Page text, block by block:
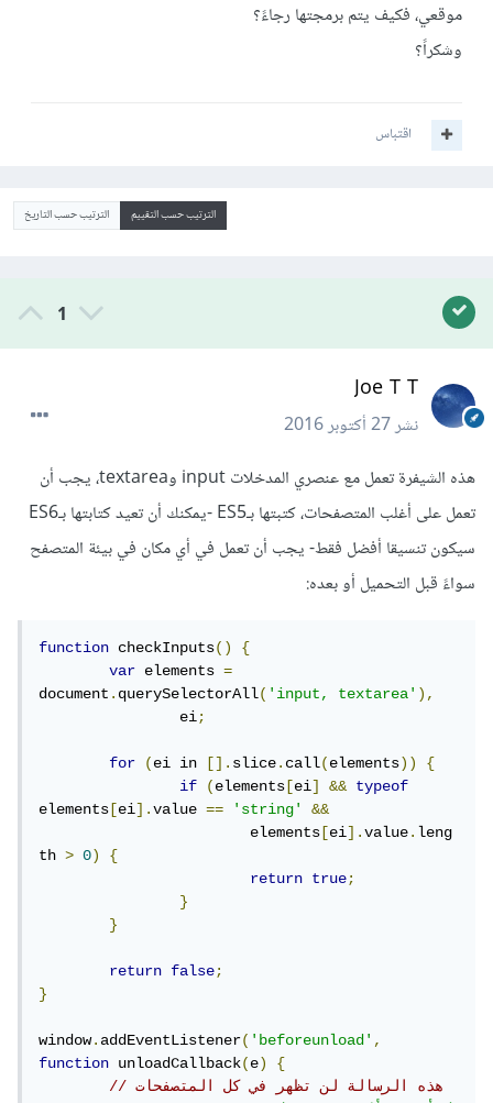
موقعي، فكيف يتم برمجتها رجاءً؟
وشكراً؟
اقتباس
الترتيب حسب التقييم الترتيب حسب التاريخ
1
Joe T T
نشر27 أكتوبر 2016
هذه الشيفرة تعمل مع عنصري المدخلات input وtextarea، يجب أن
تعمل على أغلب المتصفحات، كتبتها بـES5 -يمكنك أن تعيد كتابتها بـES6
سيكون تنسيقا أفضل فقط- يجب أن تعمل في أي مكان في بيئة المتصفح
سواءً قبل التحميل أو بعده:
function checkInputs()
{
var elements =
document.querySelectorAll('input, textarea'),
		ei
;
for (ei in [].slice.call(elements))
{
if
(elements [ei] &&
typeof
elements [ei].value == 'string'
&&
			elements
[ei].value.leng
th > 0)
{
return
true;
}
}
return false;
}
window.addEventListener('beforeunload',
function unloadCallback(e)
{
// هذه الرسالة لن تظهر في كل المتصفحات